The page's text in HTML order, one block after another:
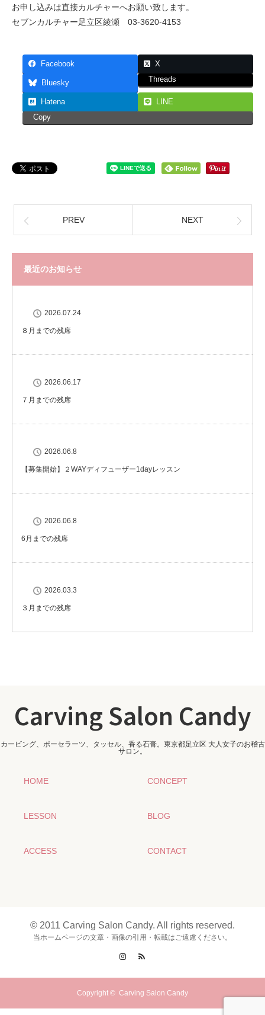
お申し込みは直接カルチャーへお願い致します。
セブンカルチャー足立区綾瀬 03-3620-4153
Facebook X
Bluesky Threads
Hatena
LINE
Copy
PREV NEXT
最近のお知らせ
2026.07.24
８月までの残席
2026.06.17
７月までの残席
2026.06.8
【募集開始】２WAYディフューザー1dayレッスン
2026.06.8
6月までの残席
2026.03.3
３月までの残席
Carving Salon Candy
カービング、ポーセラーツ、タッセル、香る石膏。東京都足立区 大人女子のお稽古
サロン。
HOME CONCEPT
LESSON BLOG
ACCESS CONTACT
© 2011 Carving Salon Candy. All rights reserved.
当ホームページの文章・画像の引用・転載はご遠慮ください。
Instagram
Copyright © Carving Salon Candy